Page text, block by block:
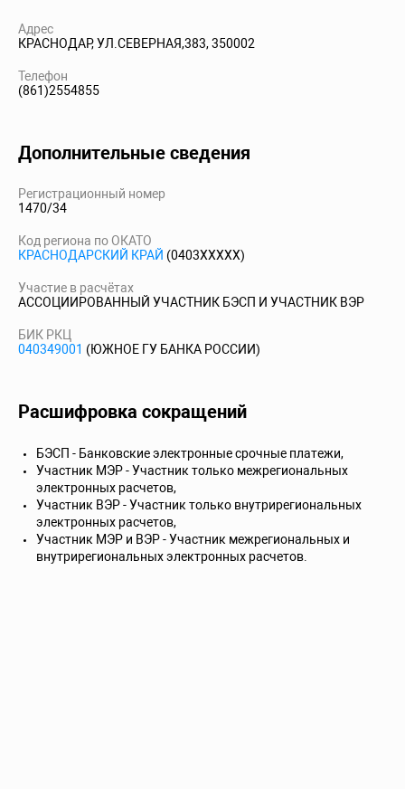
Адрес
КРАСНОДАР, УЛ.СЕВЕРНАЯ,383, 350002
Телефон
(861)2554855
Дополнительные сведения
Регистрационный номер
1470/34
Код региона по ОКАТО
КРАСНОДАРСКИЙ КРАЙ (0403XXXXX)
Участие в расчётах
АССОЦИИРОВАННЫЙ УЧАСТНИК БЭСП И УЧАСТНИК ВЭР
БИК РКЦ
040349001 (ЮЖНОЕ ГУ БАНКА РОССИИ)
Расшифровка сокращений
БЭСП - Банковские электронные срочные платежи,
Участник МЭР - Участник только межрегиональных
электронных расчетов,
Участник ВЭР - Участник только внутрирегиональных
электронных расчетов,
Участник МЭР и ВЭР - Участник межрегиональных и
внутрирегиональных электронных расчетов.